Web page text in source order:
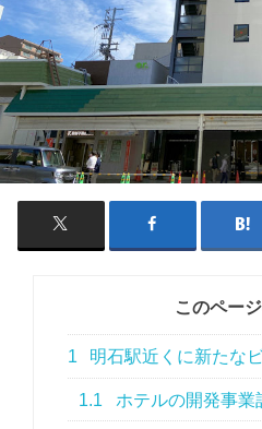
このペー
1 明石駅近くに新たな
1.1 ホテルの開発事業